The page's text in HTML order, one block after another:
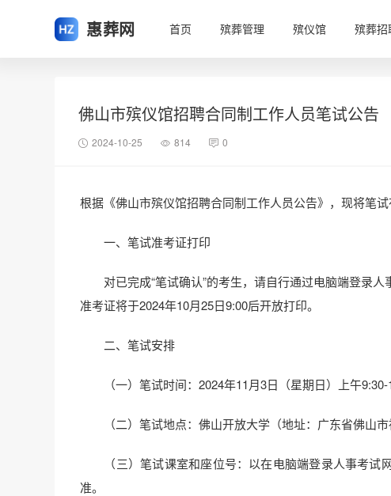
惠葬网 首页 殡葬管理 殡仪馆 殡葬招
佛山市殡仪馆招聘合同制工作人员笔试公告
2024-10-25 814 0
根据《佛山市殡仪馆招聘合同制工作人员公告》，现将笔试
一、笔试准考证打印
对已完成“笔试确认”的考生，请自行通过电脑端登录人
准考证将于2024年10月25日9:00后开放打印。
二、笔试安排
（一）笔试时间：2024年11月3日（星期日）上午9:30-
（二）笔试地点：佛山开放大学（地址：广东省佛山市
（三）笔试课室和座位号：以在电脑端登录人事考试
准。